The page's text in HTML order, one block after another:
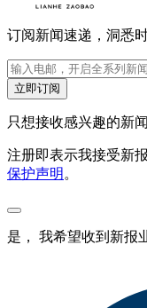
订阅新闻速递，洞悉时
立即订阅
只想接收感兴趣的新
注册即表示我接受新
保护声明 。
是， 我希望收到新报